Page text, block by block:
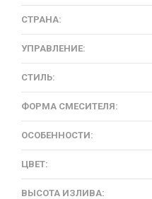
СТРАНА:
УПРАВЛЕНИЕ:
СТИЛЬ:
ФОРМА СМЕСИТЕЛЯ:
ОСОБЕННОСТИ:
ЦВЕТ:
ВЫСОТА ИЗЛИВА: